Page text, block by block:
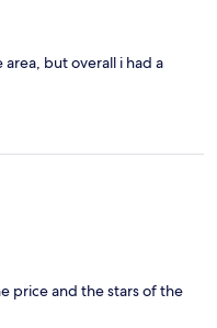
but overall i had a
price and the stars of the